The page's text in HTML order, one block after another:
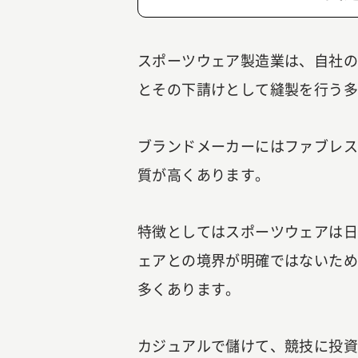
スポーツウェア製造業は、自社
とその下請けとして縫製を行う
ブランドメーカーにはファブレ
質が高くあります。
特徴としてはスポーツウェアは
ェアとの境界が明確ではないた
多くあります。
カジュアルで儲けて、競技に投